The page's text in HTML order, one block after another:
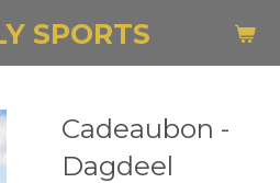
SPORTS
Cadeaubon -
Dagdeel